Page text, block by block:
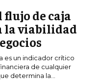
Y BUSINESS
EMPRESARIAL
Y SUCESIÓN
flujo de caja
la viabilidad
es un indicador crítico
de cualquier
determina la...